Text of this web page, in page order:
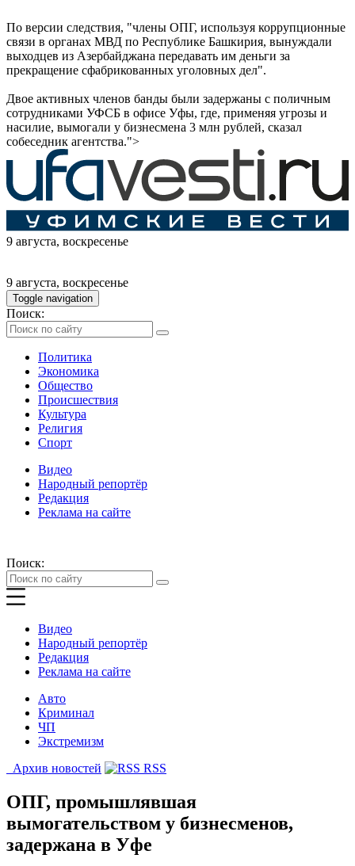
По версии следствия, "члены ОПГ, используя коррупционные
связи в органах МВД по Республике Башкирия, вынуждали
выходцев из Азербайджана передавать им деньги за
прекращение сфабрикованных уголовных дел".
Двое активных членов банды были задержаны с поличным
сотрудниками УФСБ в офисе Уфы, где, применяя угрозы и
насилие, вымогали у бизнесмена 3 млн рублей, сказал
собеседник агентства.">
9 августа, воскресенье
9 августа, воскресенье
Toggle navigation
Поиск:
Политика
Экономика
Общество
Происшествия
Культура
Религия
Спорт
Видео
Народный репортёр
Редакция
Реклама на сайте
Поиск:
Видео
Народный репортёр
Редакция
Реклама на сайте
Авто
Криминал
ЧП
Экстремизм
Архив новостей
RSS
ОПГ, промышлявшая
вымогательством у бизнесменов,
задержана в Уфе